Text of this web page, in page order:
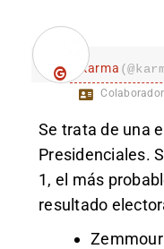
karma
Se trata de una
Presidenciales.
1, el más
resultado
Zemmour